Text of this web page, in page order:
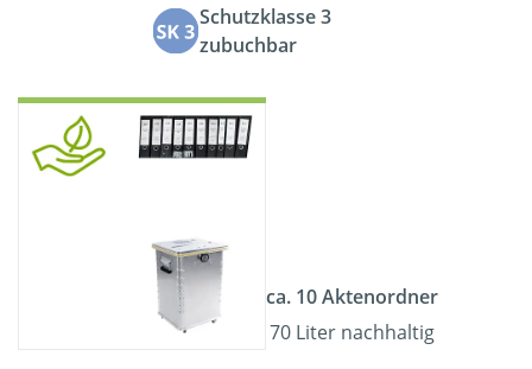
Schutzklasse 3
zubuchbar
ca. 10 Aktenordner
70 Liter nachhaltig